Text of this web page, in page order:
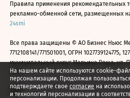
На нашем сайте используются cookie-
персонализации. Продолжая
подтверждаете свое согласие на
и технологий персонализации в
Правила применения рекомендательных
рекламно-обменной сети, размещенных
24smi
Все права защищены © АО Бизнес Ньюс
7712108141/771501001, ОГРН 1027739124775,
муниципальный округ Марьина Роща, ул.
2026